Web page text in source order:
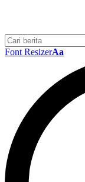
Font ResizerAa